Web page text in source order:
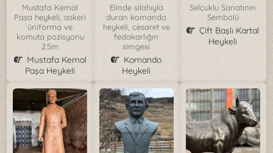
Mustafa Kemal
Paşa heykeli, askeri
üniforma ve
komuta pozisyonu
2.5m
Mustafa Kemal
Paşa Heykeli
Elinde silahıyla
duran komando
heykeli, cesaret ve
fedakarlığın
simgesi
Komando
Heykeli
Selçuklu Sanatının
Sembolü
Çift Başlı Kartal
Heykeli